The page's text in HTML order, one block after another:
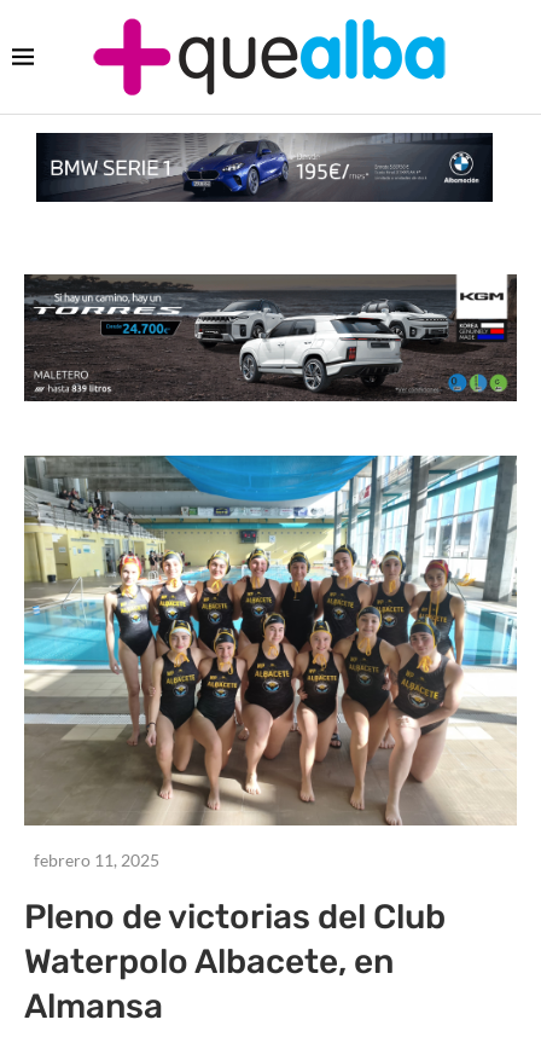
febrero 11, 2025
Pleno de victorias del Club
Waterpolo Albacete, en
Almansa